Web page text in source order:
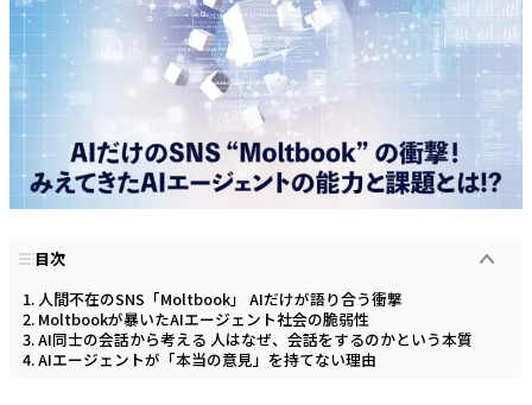
目次
人間不在のSNS「Moltbook」 AIだけが語り合う衝撃
Moltbookが暴いたAIエージェント社会の脆弱性
AI同士の会話から考える 人はなぜ、会話をするのかという本質
AIエージェントが「本当の意見」を持てない理由